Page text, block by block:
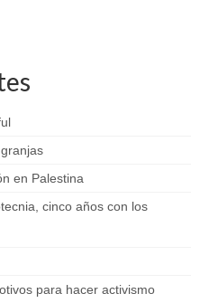
en Palestina
cinco años con los
para hacer activismo